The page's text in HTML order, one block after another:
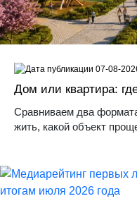
Дом или квартира:
Сравниваем два
жить, какой объект
07-08-